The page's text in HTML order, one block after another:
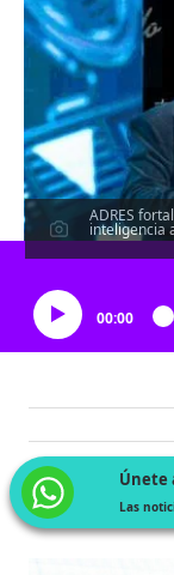
ADRES
inteligencia
00:00
Únete
Las